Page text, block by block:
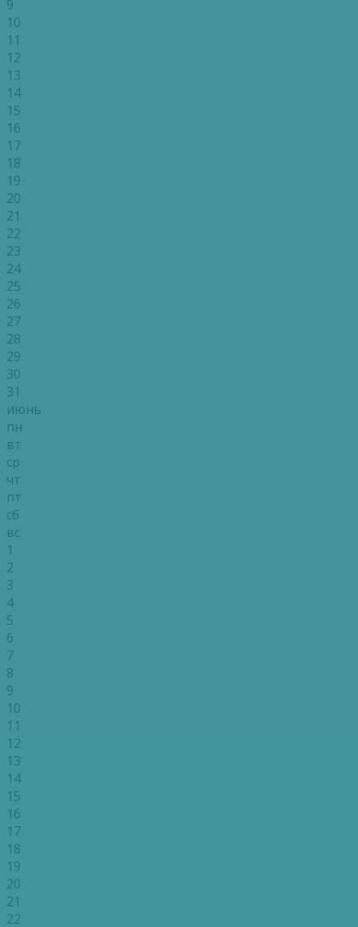
9
10
11
12
13
14
15
16
17
18
19
20
21
22
23
24
25
26
27
28
29
30
31
июнь
пн
вт
ср
чт
пт
сб
вс
1
2
3
4
5
6
7
8
9
10
11
12
13
14
15
16
17
18
19
20
21
22